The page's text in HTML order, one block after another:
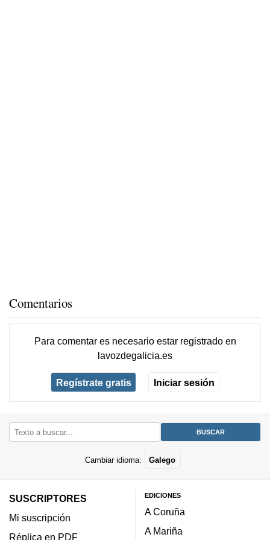
Comentarios
Para comentar es necesario estar registradoen
lavozdegalicia.es
Regístrate gratis Iniciar sesión
Cambiar idioma: Galego
SUSCRIPTORES
Mi suscripción
Réplica en PDF
EDICIONES
A Coruña
A Mariña